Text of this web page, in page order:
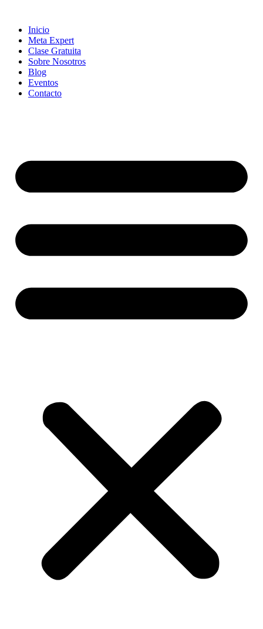
contentInicio
Meta Expert
Clase Gratuita
Sobre Nosotros
Blog
Eventos
Contacto